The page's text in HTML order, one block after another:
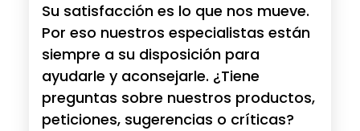
Su satisfacción es lo que nos mueve.
Por eso nuestros especialistas están
siempre a su disposición para
ayudarle y aconsejarle. ¿Tiene
preguntas sobre nuestros productos,
peticiones, sugerencias o críticas?